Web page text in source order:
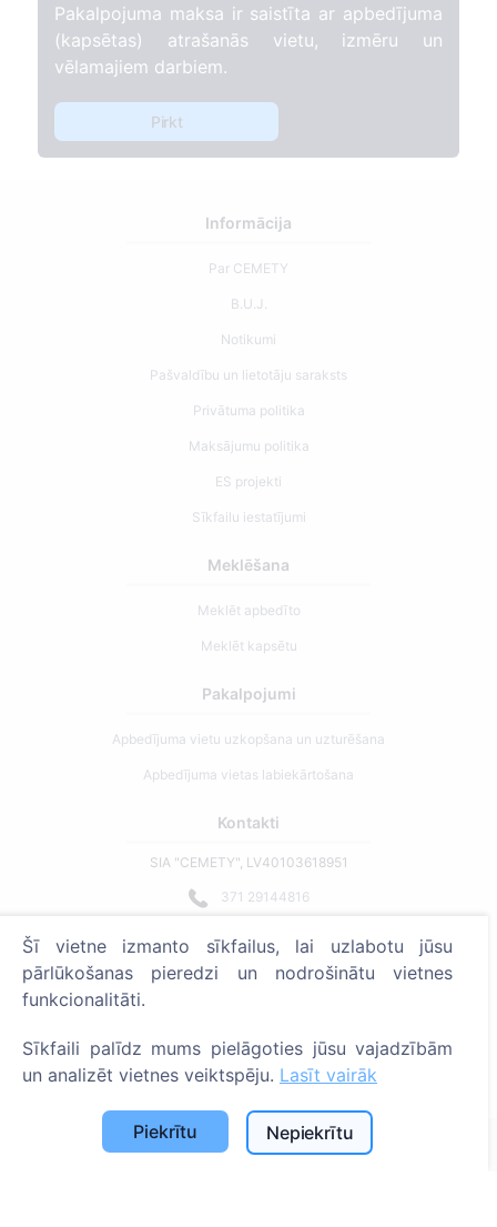
Pakalpojuma maksa ir saistīta ar apbedījuma
(kapsētas) atrašanās vietu, izmēru un
vēlamajiem darbiem.
Pirkt
Informācija
Par CEMETY
B.U.J.
Notikumi
Pašvaldību un lietotāju saraksts
Privātuma politika
Maksājumu politika
ES projekti
Sīkfailu iestatījumi
Meklēšana
Meklēt apbedīto
Meklēt kapsētu
Pakalpojumi
Apbedījuma vietu uzkopšana un uzturēšana
Apbedījuma vietas labiekārtošana
Kontakti
SIA "CEMETY", LV40103618951
371 29144816
Strādājam visā Latvijā!
Administratoriem
© 2013 - 2026 Cemety Visas tiesības aizsargātas
Privātuma politika un noteikumi.
Šī vietne izmanto sīkfailus, lai uzlabotu jūsu
pārlūkošanas pieredzi un nodrošinātu vietnes
funkcionalitāti.
Sīkfaili palīdz mums pielāgoties jūsu vajadzībām
un analizēt vietnes veiktspēju. Lasīt vairāk
Piekrītu Nepiekrītu